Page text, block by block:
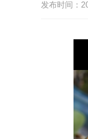
发布时间：